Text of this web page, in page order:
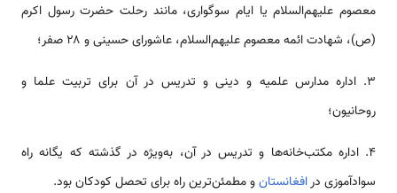
معصوم علیهم‌السلام یا ایام سوگواری، مانند رحلت حضرت رسول اکرم
(ص)، شهادت ائمه معصوم علیهم‌السلام، عاشورای حسینی و ۲۸ صفر؛
3. اداره مدارس علمیه و دینی و تدریس در آن برای تربیت علما و
روحانیون؛
4. اداره مکتب‌خانه‌ها و تدریس در آن، به‌ویژه در گذشته که یگانه راه
سوادآموزی درافغانستانو مطمئن‌ترین راه برای تحصل کودکان بود.